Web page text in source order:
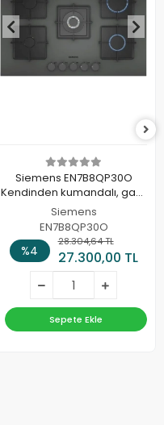
Siemens EN7B8QP30O
Kendinden kumandalı, gazlı
ankastre ocak
Siemens
EN7B8QP30O
%4
28.304,64 TL
27.300,00 TL
Sepete Ekle